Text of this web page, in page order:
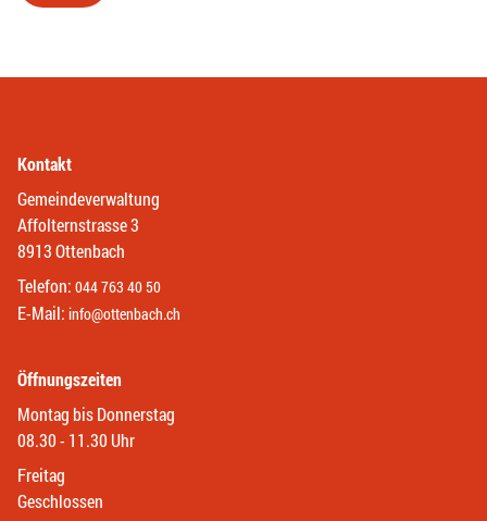
Kontakt
Gemeindeverwaltung
Affolternstrasse 3
8913 Ottenbach
Telefon: 044 763 40 50
E-Mail: info@ottenbach.ch
Öffnungszeiten
Montag bis Donnerstag
08.30 - 11.30 Uhr
Freitag
Geschlossen